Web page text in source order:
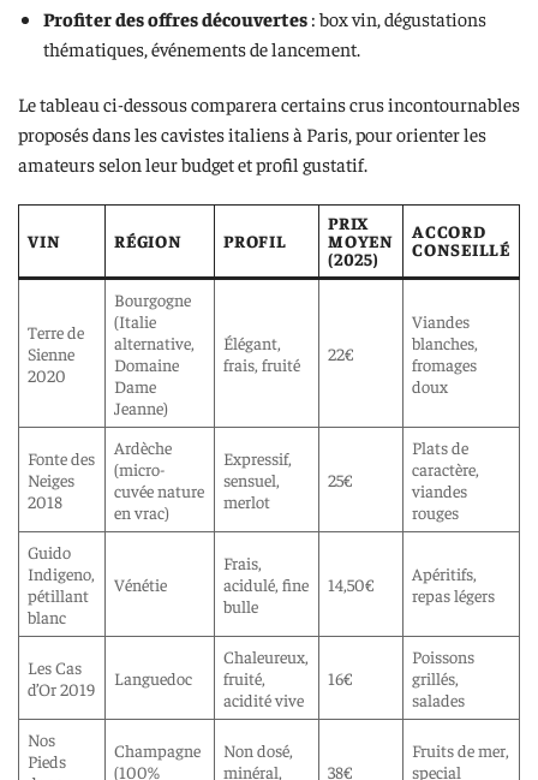
Profiter des offres découvertes: box vin, dégustations
thématiques, événements de lancement.
Le tableau ci-dessous comparera certains crus incontournables
proposés dans les cavistes italiens à Paris, pour orienter les
amateurs selon leur budget et profil gustatif.
VIN RÉGION PROFIL
PRIX
MOYEN
(2025)
ACCORD
CONSEILLÉ
Terre de
Sienne
2020
Bourgogne
(Italie
alternative,
Domaine
Dame
Jeanne)
Élégant,
frais, fruité
22€
Viandes
blanches,
fromages
doux
Fonte des
Neiges
2018
Ardèche
(micro-
cuvée nature
en vrac)
Expressif,
sensuel,
merlot
25€
Plats de
caractère,
viandes
rouges
Guido
Indigeno,
pétillant
blanc
Vénétie
Frais,
acidulé, fine
bulle
14,50€
Apéritifs,
repas légers
Les Cas
d’Or 2019
Languedoc
Chaleureux,
fruité,
acidité vive
16€
Poissons
grillés,
salades
Nos
Pieds
Champagne
(100%
Non dosé,
minéral,
38€
Fruits de mer,
special